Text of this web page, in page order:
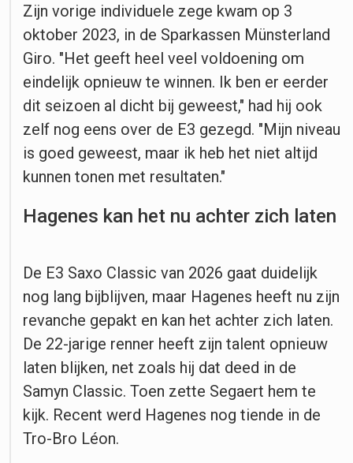
Zijn vorige individuele zege kwam op 3
oktober 2023, in de Sparkassen Münsterland
Giro. "Het geeft heel veel voldoening om
eindelijk opnieuw te winnen. Ik ben er eerder
dit seizoen al dicht bij geweest," had hij ook
zelf nog eens over de E3 gezegd. "Mijn niveau
is goed geweest, maar ik heb het niet altijd
kunnen tonen met resultaten."
Hagenes kan het nu achter zich laten
De E3 Saxo Classic van 2026 gaat duidelijk
nog lang bijblijven, maar Hagenes heeft nu zijn
revanche gepakt en kan het achter zich laten.
De 22-jarige renner heeft zijn talent opnieuw
laten blijken, net zoals hij dat deed in de
Samyn Classic. Toen zette Segaert hem te
kijk. Recent werd Hagenes nog tiende in de
Tro-Bro Léon.